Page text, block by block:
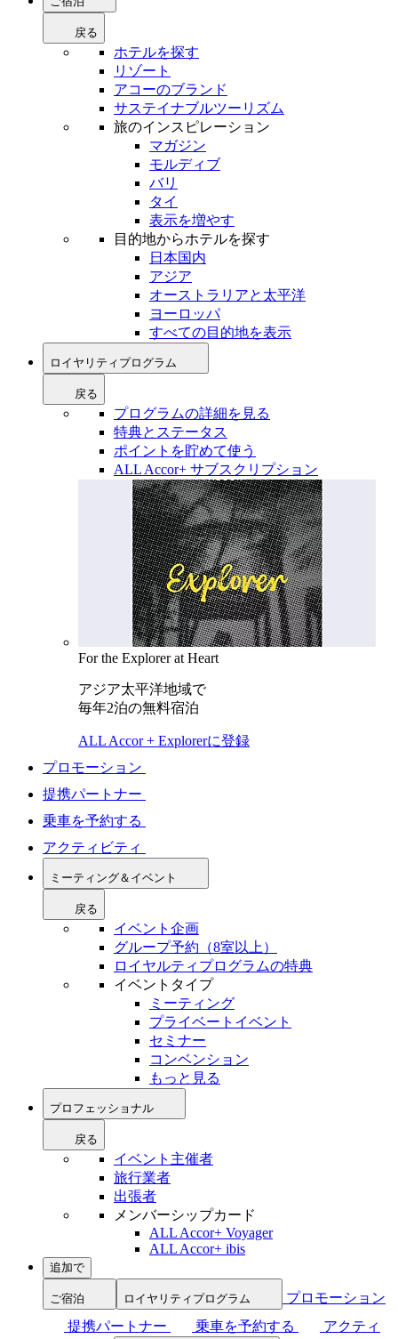
戻る
ホテルを探す
リゾート
アコーのブランド
サステイナブルツーリズム
旅のインスピレーション
マガジン
モルディブ
バリ
タイ
表示を増やす
目的地からホテルを探す
日本国内
アジア
オーストラリアと太平洋
ヨーロッパ
すべての目的地を表示
ロイヤリティプログラム
戻る
プログラムの詳細を見る
特典とステータス
ポイントを貯めて使う
ALL Accor+ サブスクリプション
For the Explorer at Heart
アジア太平洋地域で
毎年2泊の無料宿泊
ALL Accor + Explorerに登録
プロモーション
提携パートナー
乗車を予約する
アクティビティ
ミーティング＆イベント
戻る
イベント企画
グループ予約（8室以上）
ロイヤルティプログラムの特典
イベントタイプ
ミーティング
プライベートイベント
セミナー
コンベンション
もっと見る
プロフェッショナル
戻る
イベント主催者
旅行業者
出張者
メンバーシップカード
ALL Accor+ Voyager
ALL Accor+ ibis
追加で
ご宿泊 ロイヤリティプログラム
プロモーション
提携パートナー
乗車を予約する
アクティ